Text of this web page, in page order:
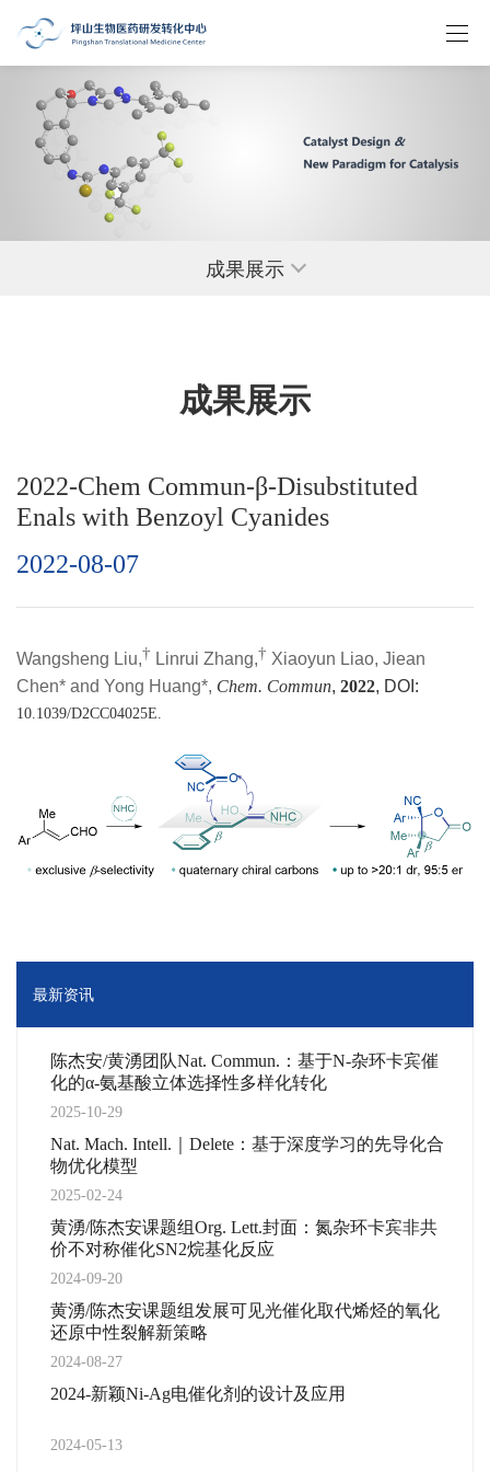
成果展示
成果展示
2022-Chem Commun-β-Disubstituted
Enals with Benzoyl Cyanides
2022-08-07
Wangsheng Liu,† Linrui Zhang,† Xiaoyun Liao, Jiean
Chen* and Yong Huang*, Chem. Commun, 2022, DOI:
10.1039/D2CC04025E.
最新资讯
陈杰安/黄湧团队Nat. Commun.：基于N-杂环卡宾催
化的α-氨基酸立体选择性多样化转化
2025-10-29
Nat. Mach. Intell.｜Delete：基于深度学习的先导化合
物优化模型
2025-02-24
黄湧/陈杰安课题组Org. Lett.封面：氮杂环卡宾非共
价不对称催化SN2烷基化反应
2024-09-20
黄湧/陈杰安课题组发展可见光催化取代烯烃的氧化
还原中性裂解新策略
2024-08-27
2024-新颖Ni-Ag电催化剂的设计及应用
2024-05-13